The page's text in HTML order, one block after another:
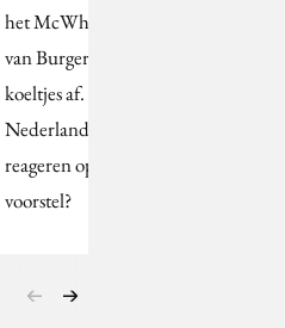
het McWhopper-idee
van Burger King
koeltjes af. Hoe zouden
Nederlandse merken
reageren op zo’n
voorstel?